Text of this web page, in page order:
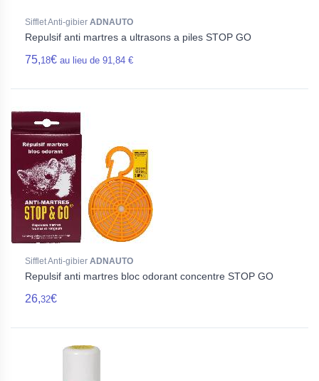
Sifflet Anti-gibier ADNAUTO
Repulsif anti martres a ultrasons a piles STOP GO
75,18€ au lieu de 91,84 €
Sifflet Anti-gibier ADNAUTO
Repulsif anti martres bloc odorant concentre STOP GO
26,32€